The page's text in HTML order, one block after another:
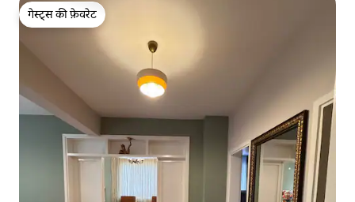
गेस्ट्स की फ़ेवरेट
गेस्ट्स की फ़ेवरेट